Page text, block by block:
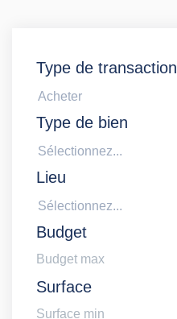
Type de transaction
Acheter
Type de bien
Sélectionnez...
Lieu
Sélectionnez...
Budget
Surface